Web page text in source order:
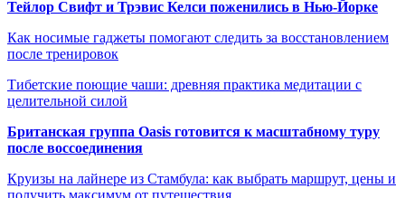
Тейлор Свифт и Трэвис Келси поженились в Нью-Йорке
Как носимые гаджеты помогают следить за восстановлением
после тренировок
Тибетские поющие чаши: древняя практика медитации с
целительной силой
Британская группа Oasis готовится к масштабному туру
после воссоединения
Круизы на лайнере из Стамбула: как выбрать маршрут, цены и